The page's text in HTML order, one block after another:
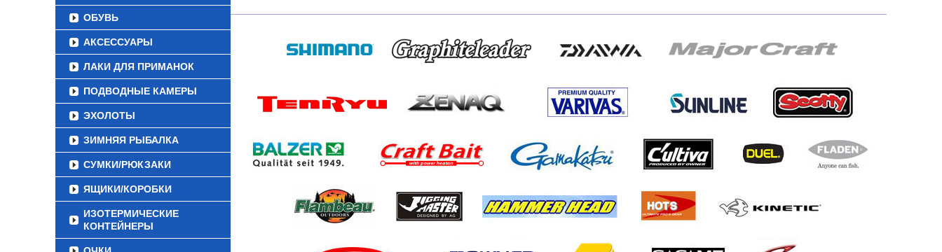
ОБУВЬ
АКСЕССУАРЫ
ЛАКИ ДЛЯ ПРИМАНОК
ПОДВОДНЫЕ КАМЕРЫ
ЭХОЛОТЫ
ЗИМНЯЯ РЫБАЛКА
СУМКИ/РЮКЗАКИ
ЯЩИКИ/КОРОБКИ
ИЗОТЕРМИЧЕСКИЕ
КОНТЕЙНЕРЫ